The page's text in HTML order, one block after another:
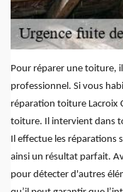
Pour réparer une toiture,
professionnel. Si vous
réparation toiture Lacroix
toiture. Il intervient dans
Il effectue les réparations
ainsi un résultat parfait.
pour détecter d'autres